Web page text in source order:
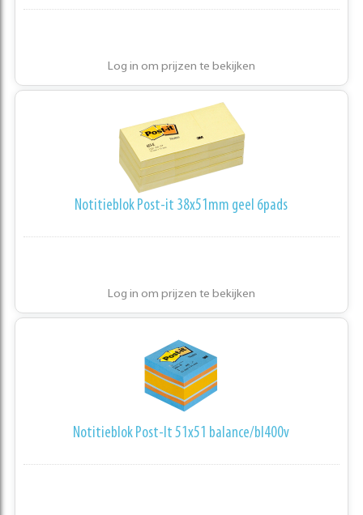
Log in om prijzen te bekijken
Notitieblok Post-it 38x51mm geel 6pads
Log in om prijzen te bekijken
Notitieblok Post-It 51x51 balance/bl400v